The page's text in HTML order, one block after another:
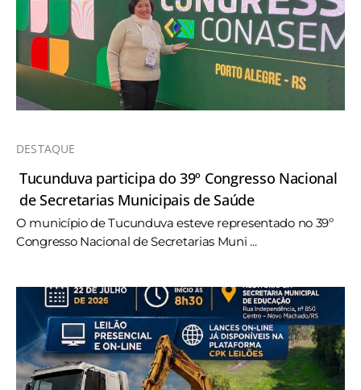
DESTAQUE
Tucunduva participa do 39º Congresso Nacional
de Secretarias Municipais de Saúde
O município de Tucunduva esteve representado no 39º
Congresso Nacional de Secretarias Muni ...